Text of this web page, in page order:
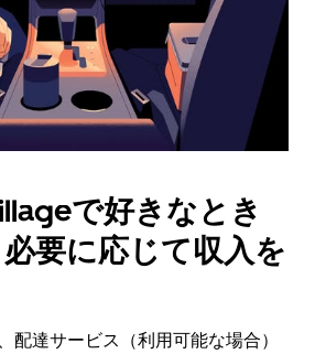
で好きなとき
要に応じて収入を
達サービス（利用可能な場合）